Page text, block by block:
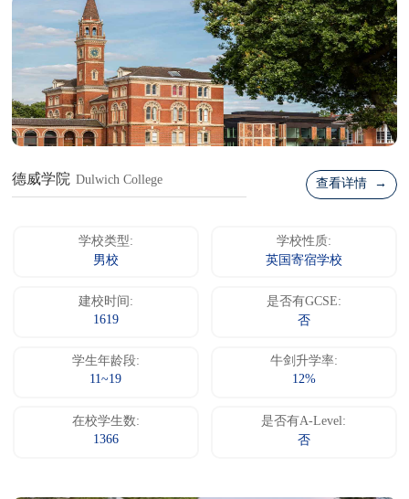
德威学院 Dulwich College 查看详情 →
学校类型:
男校
学校性质:
英国寄宿学校
建校时间:
1619
是否有GCSE:
否
学生年龄段:
11~19
牛剑升学率:
12%
在校学生数:
1366
是否有A-Level:
否